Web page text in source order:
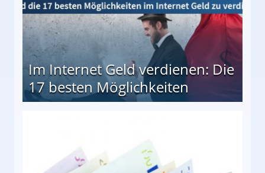
Im Internet Geld verdienen: Die
17 besten Möglichkeiten